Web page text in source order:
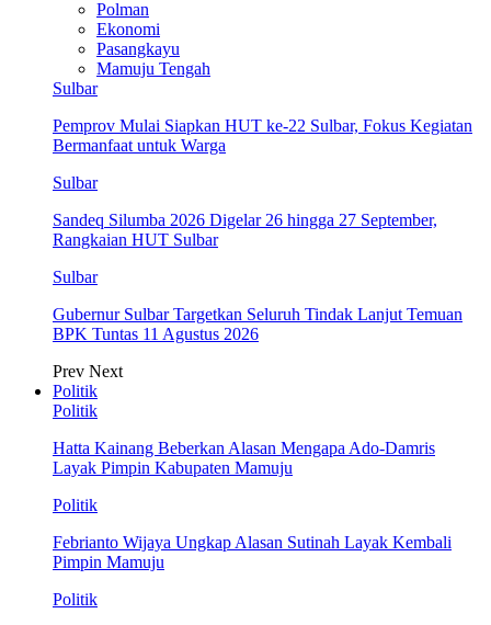
Polman
Ekonomi
Pasangkayu
Mamuju Tengah
Sulbar
Pemprov Mulai Siapkan HUT ke-22 Sulbar, Fokus Kegiatan
Bermanfaat untuk Warga
Sulbar
Sandeq Silumba 2026 Digelar 26 hingga 27 September,
Rangkaian HUT Sulbar
Sulbar
Gubernur Sulbar Targetkan Seluruh Tindak Lanjut Temuan
BPK Tuntas 11 Agustus 2026
Prev Next
Politik
Politik
Hatta Kainang Beberkan Alasan Mengapa Ado-Damris
Layak Pimpin Kabupaten Mamuju
Politik
Febrianto Wijaya Ungkap Alasan Sutinah Layak Kembali
Pimpin Mamuju
Politik